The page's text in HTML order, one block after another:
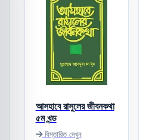
আসহাবে রাসুলের জীবনকথা
৫ম খন্ড
বিস্তারিত দেখুন